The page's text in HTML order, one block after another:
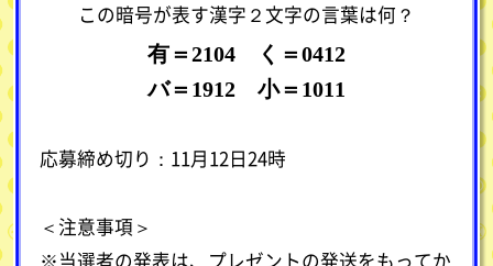
この暗号が表す漢字２文字の言葉は何？
有＝2104 く＝0412
バ＝1912 小＝1011
応募締め切り：11月12日24時
＜注意事項＞